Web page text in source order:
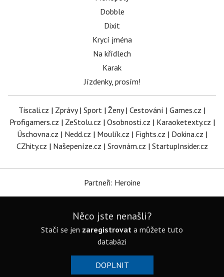
Dobble
Dixit
Krycí jména
Na křídlech
Karak
Jízdenky, prosím!
Tiscali.cz | Zprávy| Sport | Ženy| Cestování | Games.cz |
Profigamers.cz | ZeStolu.cz | Osobnosti.cz | Karaoketexty.cz |
Úschovna.cz | Nedd.cz | Moulík.cz | Fights.cz | Dokina.cz |
CZhity.cz | Našepeníze.cz | Srovnám.cz | StartupInsider.cz
Partneři: Heroine
Něco jste nenašli?
Stačí se jen zaregistrovat a můžete tuto
databázi
DOPLNIT